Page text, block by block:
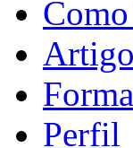
Perfil